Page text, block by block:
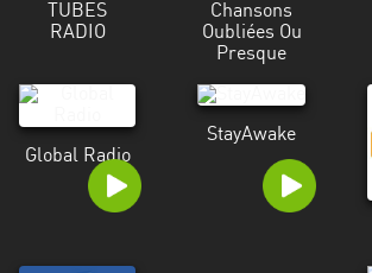
Alpes-
Rhénanie
du
Nord-
Westphalie
Saint-
TUBES
RADIO
Chansons
Oubliées Ou
Presque
Global Radio
StayAwake